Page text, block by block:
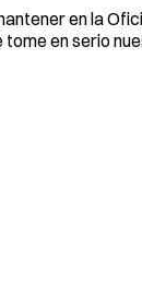
en la
tome en serio